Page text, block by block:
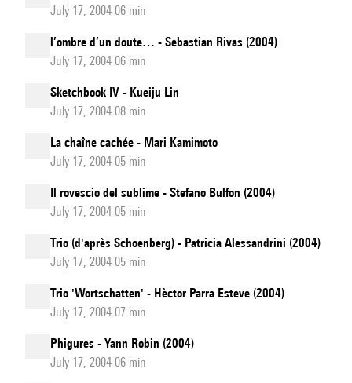
July 17, 2004 06 min
l’ombre d’un doute… - Sebastian Rivas (2004)
July 17, 2004 06 min
Sketchbook IV - Kueiju Lin
July 17, 2004 08 min
La chaîne cachée - Mari Kamimoto
July 17, 2004 05 min
Il rovescio del sublime - Stefano Bulfon (2004)
July 17, 2004 05 min
Trio (d'après Schoenberg) - Patricia Alessandrini (2004)
July 17, 2004 05 min
Trio 'Wortschatten' - Hèctor Parra Esteve (2004)
July 17, 2004 07 min
Phigures - Yann Robin (2004)
July 17, 2004 06 min